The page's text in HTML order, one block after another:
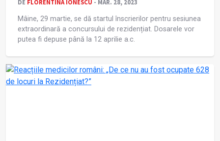
DE FLORENTINA IONESCU - MAR. 28, 2023
Mâine, 29 martie, se dă startul înscrierilor pentru sesiunea
extraordinară a concursului de rezidențiat. Dosarele vor
putea fi depuse până la 12 aprilie a.c.